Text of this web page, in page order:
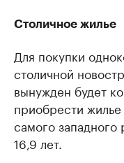
Столичное жилье
Для покупки
столичной
вынужден будет
приобрести
самого западного
16,9 лет.